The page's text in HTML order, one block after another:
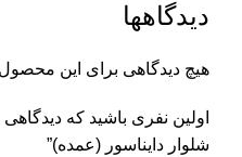
دیدگاهها
هیچ دیدگاهی برای این
اولین نفری باشید که
شلوار دايناسور (عمده)”